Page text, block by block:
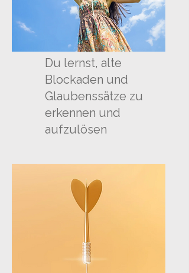
Du lernst, alte
Blockaden und
Glaubenssätze zu
erkennen und
aufzulösen